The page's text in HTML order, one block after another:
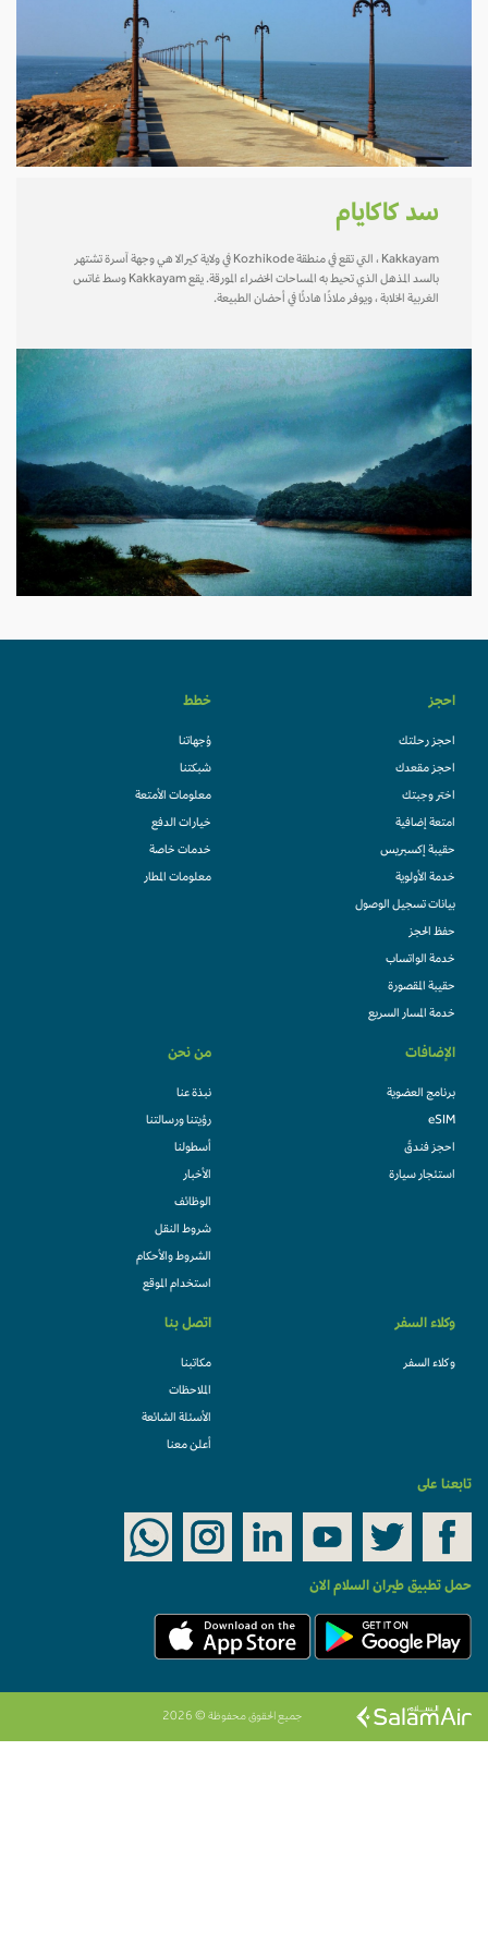
سد كاكايام
Kakkayam ، التي تقع في منطقة Kozhikode في ولاية كيرالا هي وجهة آسرة تشتهر
بالسد المذهل الذي تحيط به المساحات الخضراء المورقة. يقع Kakkayam وسط غاتس
الغربية الخلابة ، ويوفر ملاذًا هادئًا في أحضان الطبيعة.
احجز
احجز رحلتك
احجز مقعدك
اختر وجبتك
امتعة إضافية
حقيبة إكسبريس
خدمة الأولوية
بيانات تسجيل الوصول
حفظ الحجز
خدمة الواتساب
حقيبة المقصورة
خدمة المسار السريع
خطط
وُجهاتنا
شبكتنا
معلومات الأمتعة
خيارات الدفع
خدمات خاصة
معلومات المطار
الإضافات
برنامج العضوية
eSIM
احجز فندقً
استئجار سيارة
من نحن
نبذة عنا
رؤيتنا ورسالتنا
أسطولنا
الأخبار
الوظائف
شروط النقل
الشروط والأحكام
استخدام الموقع
وكلاء السفر
وكلاء السفر
اتصل بنا
مكاتبنا
الملاحظات
الأسئلة الشائعة
أعلن معنا
تابعنا على
حمل تطبيق طيران السلام الان
جميع الحقوق محفوظة © 2026